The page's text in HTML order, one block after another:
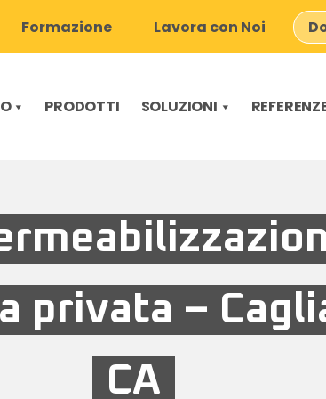
Formazione Lavora con Noi
PRODOTTI SOLUZIONI
privata –
CA